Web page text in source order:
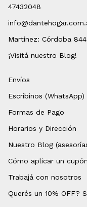
47432048
Martínez: Córdoba 844
¡Visitá nuestro Blog!
Envíos
Escribinos (WhatsApp)
Formas de Pago
Horarios y Dirección
Nuestro Blog
Cómo aplicar un
Trabajá con nosotros
Querés un 10% OFF?